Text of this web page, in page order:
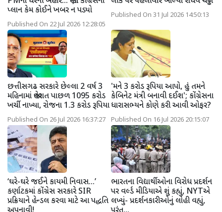
પ્લાન કેમ કોઈને ખબર ન પડ્યો
Published On 22 Jul 2026 12:28:05
Published On 31 Jul 2026 14:50:13
છત્તીસગઢ સરકારે છેલ્લા 2 વર્ષ 3
મહિનામાં જાહેરાત પાછળ 1095 કરોડ
ખર્ચી નાખ્યા, રોજના 1.3 કરોડ રૂપિયા
Published On 26 Jul 2026 16:37:27
'મને 3 કરોડ રૂપિયા આપો, હું તમને
કેબિનેટ મંત્રી બનાવી દઈશ'; કોંગ્રેસના
ધારાસભ્યને કોણે કરી આવી ઓફર?
Published On 16 Jul 2026 20:15:07
‘ઘરે-ઘરે જઈને કાયમી નિવાસ...’
કર્ણાટકમાં કોંગ્રેસ સરકારે SIR
પ્રક્રિયાને હેન્ડલ કરવા માટે આ પદ્ધતિ
ભારતના વિદ્યાર્થીઓના વિરોધ પ્રદર્શન
પર વર્લ્ડ મીડિયાએ શું કહ્યું, NYTએ
લખ્યું- પ્રદર્શનકારીઓનું લોહી વહ્યું,